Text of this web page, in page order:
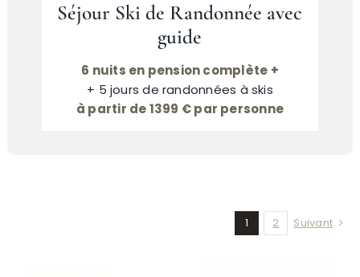
Séjour Ski de Randonnée avec
guide
6 nuits en pension complète +
+ 5 jours de randonnées à skis
à partir de 1399 € par personne
1 2 Suivant